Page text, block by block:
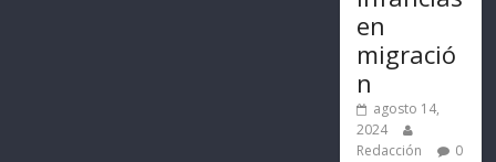
en
migració
n
agosto 14,
2024
Redacción
0